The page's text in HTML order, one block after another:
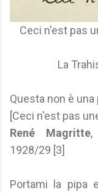
Ceci n'est pas
La
Questa non è una
[Ceci n'est pas
René Magritte,
1928/29 [3]
Portami la pipa